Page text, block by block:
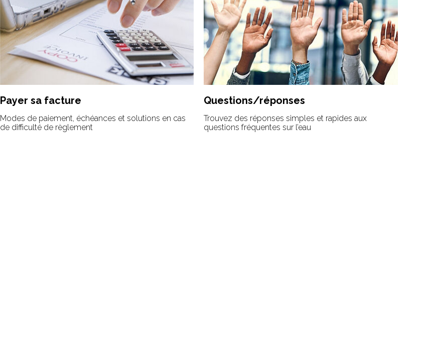
Payer sa facture
Modes de paiement, échéances et solutions en cas
de difficulté de règlement
Questions/réponses
Trouvez des réponses simples et rapides aux
questions fréquentes sur l’eau